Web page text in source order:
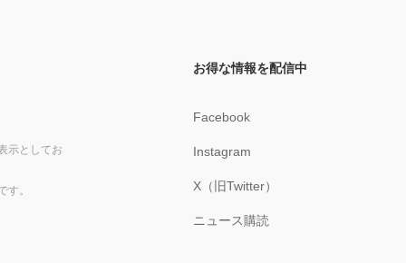
示としてお
す。
お得な情報を配信中
Facebook
Instagram
X（旧Twitter）
ニュース購読